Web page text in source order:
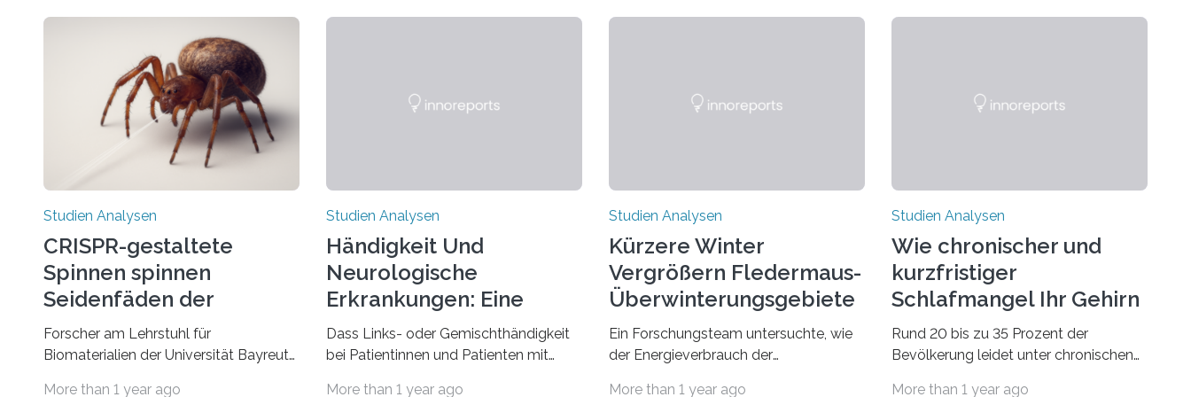
Studien Analysen
CRISPR-gestaltete
Spinnen spinnen
Seidenfäden der
nächsten Generation
Forscher am Lehrstuhl für
Biomaterialien der Universität Bayreuth
More than 1 year ago
Studien Analysen
Händigkeit Und
Neurologische
Erkrankungen: Eine
Verbindung Entdecken
Dass Links- oder Gemischthändigkeit
bei Patientinnen und Patienten mit
More than 1 year ago
Studien Analysen
Kürzere Winter
Vergrößern Fledermaus-
Überwinterungsgebiete
in Europa
Ein Forschungsteam untersuchte, wie
der Energieverbrauch der
More than 1 year ago
Studien Analysen
Wie chronischer und
kurzfristiger
Schlafmangel Ihr Gehirn
verändert
Rund 20 bis zu 35 Prozent der
Bevölkerung leidet unter chronischen
More than 1 year ago